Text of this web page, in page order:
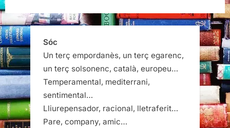
Sóc
Un terç empordanès, un terç egarenc,
un terç solsonenc, català, europeu…
Temperamental, mediterrani,
sentimental…
Lliurepensador, racional, lletraferit…
Pare, company, amic…